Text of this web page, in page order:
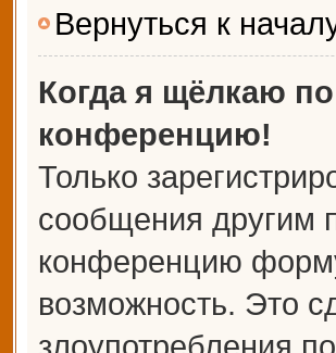
Вернуться к
Когда я щёлкаю
конференцию!
Только
сообщения другим
конференцию
возможность. Это